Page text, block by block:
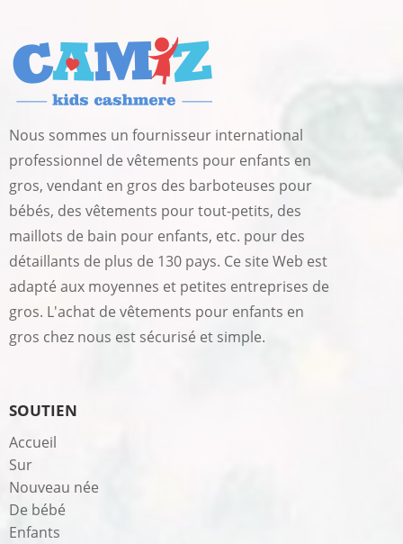
Nous sommes un fournisseur international
professionnel de vêtements pour enfants en
gros, vendant en gros des barboteuses pour
bébés, des vêtements pour tout-petits, des
maillots de bain pour enfants, etc. pour des
détaillants de plus de 130 pays. Ce site Web est
adapté aux moyennes et petites entreprises de
gros. L'achat de vêtements pour enfants en
gros chez nous est sécurisé et simple.
SOUTIEN
Accueil
Sur
Nouveau née
De bébé
Enfants